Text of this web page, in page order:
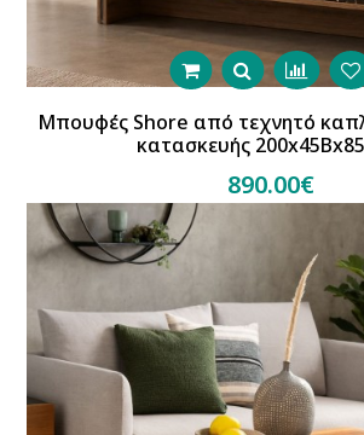
Μπουφές Shore από τεχνητό
κατασκευής
890.00€